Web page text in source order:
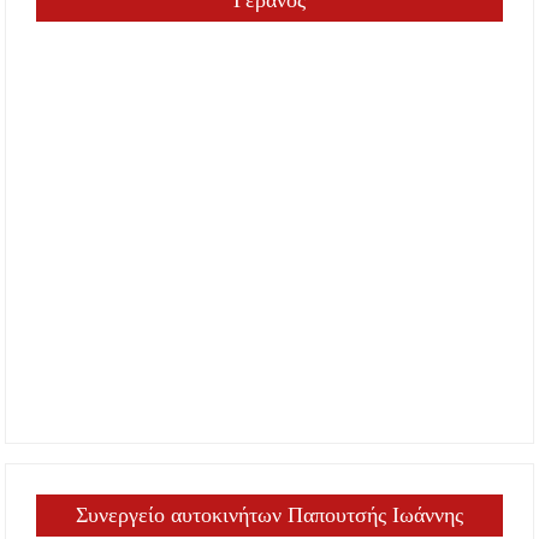
Συνεργείο αυτοκινήτων Παπουτσής Ιωάννης